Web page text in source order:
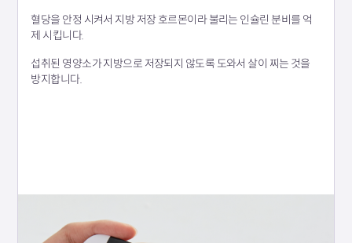
혈당을 안정 시켜서 지방 저장 호르몬이라 불리는 인슐린 분비를 억
제 시킵니다.
섭취된 영양소가 지방으로 저장되지 않도록 도와서 살이 찌는 것을
방지합니다.